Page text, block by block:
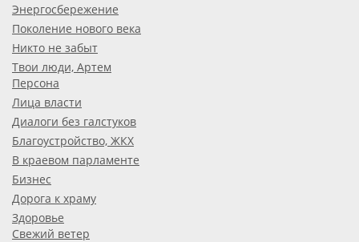
Энергосбережение
Поколение нового века
Никто не забыт
Твои люди, Артем
Персона
Лица власти
Диалоги без галстуков
Благоустройство, ЖКХ
В краевом парламенте
Бизнес
Дорога к храму
Здоровье
Свежий ветер